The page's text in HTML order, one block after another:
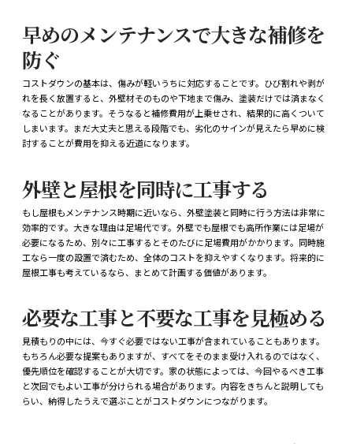
早めのメンテナンスで大きな補修を
防ぐ
コストダウンの基本は、傷みが軽いうちに対応することです。ひび割れや剥が
れを長く放置すると、外壁材そのものや下地まで傷み、塗装だけでは済まなく
なることがあります。そうなると補修費用が上乗せされ、結果的に高くついて
しまいます。まだ大丈夫と思える段階でも、劣化のサインが見えたら早めに検
討することが費用を抑える近道になります。
外壁と屋根を同時に工事する
もし屋根もメンテナンス時期に近いなら、外壁塗装と同時に行う方法は非常に
効率的です。大きな理由は足場代です。外壁でも屋根でも高所作業には足場が
必要になるため、別々に工事するとそのたびに足場費用がかかります。同時施
工なら一度の設置で済むため、全体のコストを抑えやすくなります。将来的に
屋根工事も考えているなら、まとめて計画する価値があります。
必要な工事と不要な工事を見極める
見積もりの中には、今すぐ必要ではない工事が含まれていることもあります。
もちろん必要な提案もありますが、すべてをそのまま受け入れるのではなく、
優先順位を確認することが大切です。家の状態によっては、今回やるべき工事
と次回でもよい工事が分けられる場合があります。内容をきちんと説明しても
らい、納得したうえで選ぶことがコストダウンにつながります。